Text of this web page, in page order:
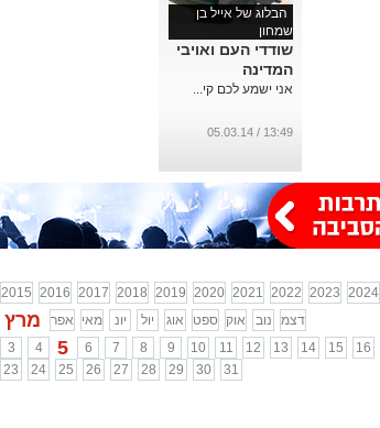
הבלוג של אייל בן
שמחון
שודדי העם ואויבי
המדינה
אני ישמע לכם קי...
13:49 / 05.03.14
2015 2016 2017 2018 2019 2020 2021 2022 2023 2024
מרץ אפר מאי יונ יול אוג ספט אוק נוב
דצמ
3 4 5 6 7 8 9 10 11 12 13 14 15 16
23 24 25 26 27 28 29 30 31